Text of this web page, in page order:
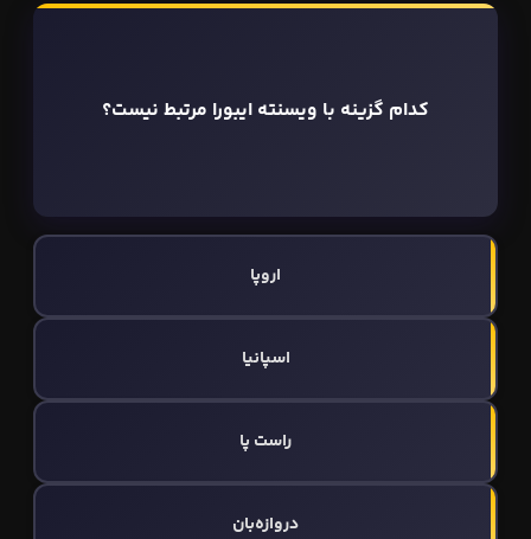
کدام گزینه با ویسنته ایبورا مرتبط نیست؟
اروپا
اسپانیا
راست پا
دروازه‌بان